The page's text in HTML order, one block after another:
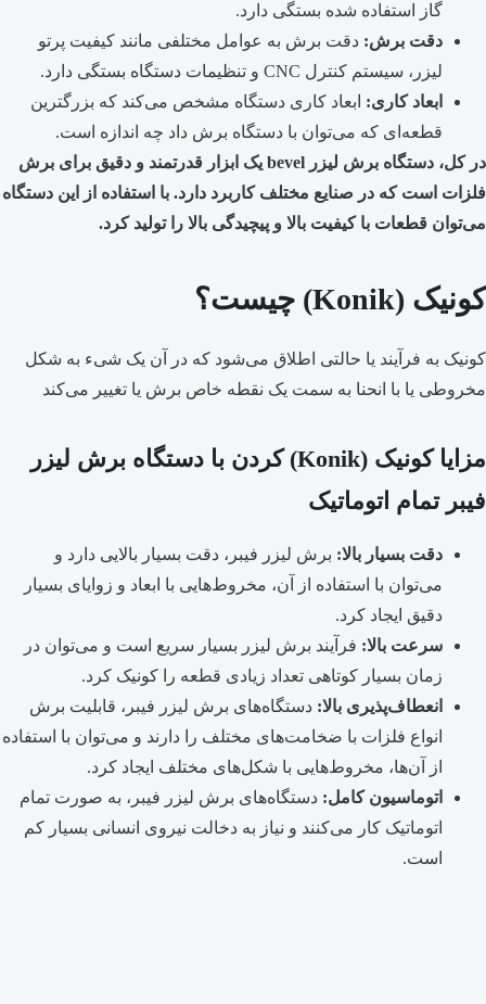
گاز استفاده شده بستگی دارد.
دقت برش: دقت برش به عوامل مختلفی مانند کیفیت پرتو
لیزر، سیستم کنترل CNC و تنظیمات دستگاه بستگی دارد.
ابعاد کاری: ابعاد کاری دستگاه مشخص می‌کند که بزرگترین
قطعه‌ای که می‌توان با دستگاه برش داد چه اندازه است.
در کل، دستگاه برش لیزر bevel یک ابزار قدرتمند و دقیق برای برش
فلزات است که در صنایع مختلف کاربرد دارد. با استفاده از این دستگاه
می‌توان قطعات با کیفیت بالا و پیچیدگی بالا را تولید کرد.
کونیک (Konik) چیست؟
کونیک به فرآیند یا حالتی اطلاق می‌شود که در آن یک شیء به شکل
مخروطی یا با انحنا به سمت یک نقطه خاص برش یا تغییر می‌کند
مزایا کونیک (Konik) کردن با دستگاه برش لیزر
فیبر تمام اتوماتیک
دقت بسیار بالا: برش لیزر فیبر، دقت بسیار بالایی دارد و
می‌توان با استفاده از آن، مخروط‌هایی با ابعاد و زوایای بسیار
دقیق ایجاد کرد.
سرعت بالا: فرآیند برش لیزر بسیار سریع است و می‌توان در
زمان بسیار کوتاهی تعداد زیادی قطعه را کونیک کرد.
انعطاف‌پذیری بالا: دستگاه‌های برش لیزر فیبر، قابلیت برش
انواع فلزات با ضخامت‌های مختلف را دارند و می‌توان با استفاده
از آن‌ها، مخروط‌هایی با شکل‌های مختلف ایجاد کرد.
اتوماسیون کامل: دستگاه‌های برش لیزر فیبر، به صورت تمام
اتوماتیک کار می‌کنند و نیاز به دخالت نیروی انسانی بسیار کم
است.